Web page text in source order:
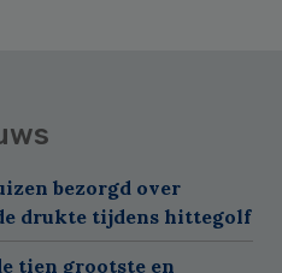
bezorgd over
drukte tijdens hittegolf
tien grootste en